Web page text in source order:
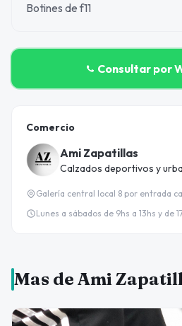
Botines de f11
Consultar por
Comercio
Ami Zapatillas
Calzados deportivos y
Galería central local 8 por entrada
Lunes a sábados de 9hs a 13hs y de
Mas de Ami